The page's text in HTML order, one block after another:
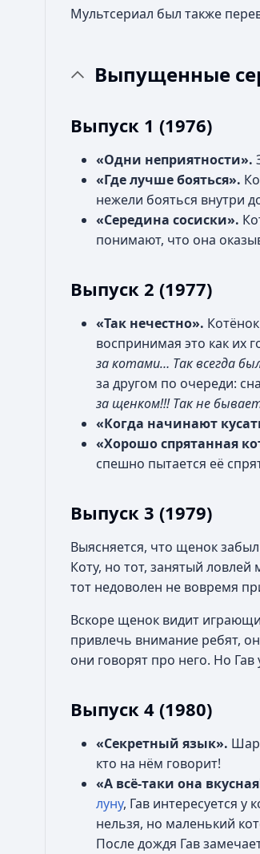
Мультсериал был также
Выпущенные
Выпуск 1 (1976)
«Одни неприятности».
«Где лучше бояться».
нежели бояться внутри
«Середина сосиски».
понимают, что она
Выпуск 2 (1977)
«Так нечестно».
воспринимая это как их
за котами… Так всегда
за другом по очереди:
за щенком!!! Так не
«Когда начинают
«Хорошо спрятанная
спешно пытается её
Выпуск 3 (1979)
Выясняется, что щенок
Коту, но тот, занятый
тот недоволен не вовремя
Вскоре щенок видит
привлечь внимание ребят,
они говорят про него. Но Гав
Выпуск 4 (1980)
«Секретный язык».
кто на нём говорит!
«А всё-таки она
луну, Гав интересуется у
нельзя, но маленький
После дождя Гав